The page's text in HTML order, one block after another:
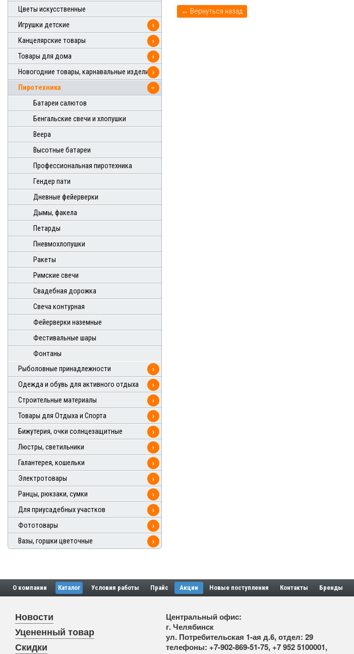
Цветы искусственные
Игрушки детские
›
Канцелярские товары
›
Товары для дома
›
Новогодние товары, карнавальные изделия ›
Пиротехника
›
Батареи салютов
Бенгальские свечи и хлопушки
Веера
Высотные батареи
Профессиональная пиротехника
Гендер пати
Дневные фейерверки
Дымы, факела
Петарды
Пневмохлопушки
Ракеты
Римские свечи
Свадебная дорожка
Свеча контурная
Фейерверки наземные
Фестивальные шары
Фонтаны
Рыболовные принадлежности
›
Одежда и обувь для активного отдыха
›
Строительные материалы
›
Товары для Отдыха и Спорта
›
Бижутерия, очки солнцезащитные
›
Люстры, светильники
›
Галантерея, кошельки
›
Электротовары
›
Ранцы, рюкзаки, сумки
›
Для приусадебных участков
›
Фототовары
›
Вазы, горшки цветочные
›
О компании Каталог Условия работы Прайс Акции Новые поступления Контакты Бренды
Новости
Уцененный товар
Скидки
Центральный офис:
г. Челябинск
ул. Потребительская 1-ая д.6, отдел: 29
телефоны: +7-902-869-51-75, +7 952 5100001,